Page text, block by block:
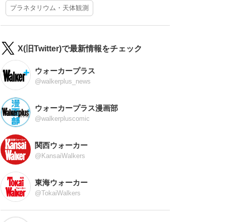
プラネタリウム・天体観測
X(旧Twitter)で最新情報をチェック
ウォーカープラス
@walkerplus_news
ウォーカープラス漫画部
@walkerpluscomic
関西ウォーカー
@KansaiWalkers
東海ウォーカー
@TokaiWalkers